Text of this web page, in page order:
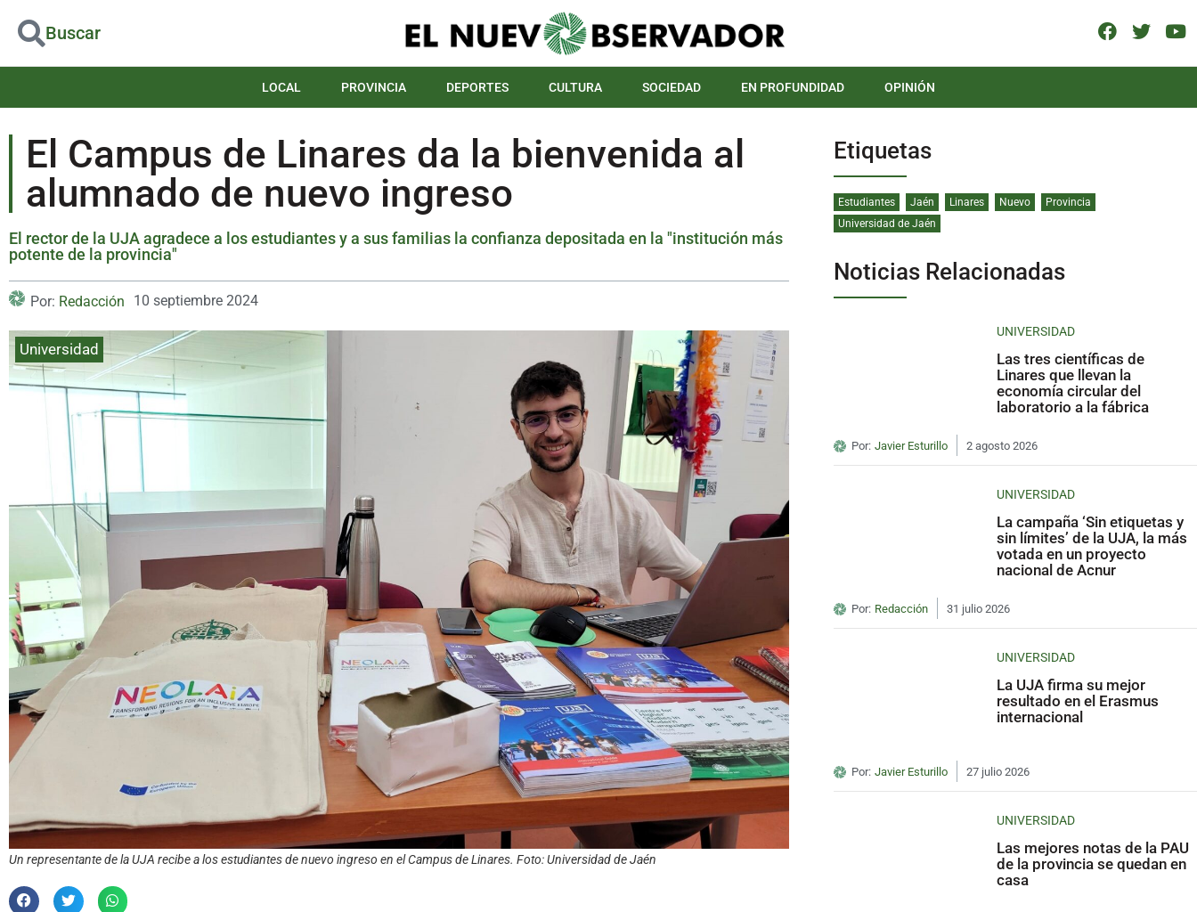
Buscar
LOCAL PROVINCIA DEPORTES CULTURA SOCIEDAD EN PROFUNDIDAD OPINIÓN
El Campus de Linares da la bienvenida al
alumnado de nuevo ingreso
El rector de la UJA agradece a los estudiantes y a sus familias la confianza depositada en la "institución más
potente de la provincia"
Por: Redacción 10 septiembre 2024
Universidad
Un representante de la UJA recibe a los estudiantes de nuevo ingreso en el Campus de Linares. Foto: Universidad de Jaén
Etiquetas
Estudiantes Jaén Linares Nuevo
Provincia
Universidad de Jaén
Noticias Relacionadas
UNIVERSIDAD
Las tres científicas de
Linares que llevan la
economía circular del
laboratorio a la fábrica
Por: Javier Esturillo 2 agosto 2026
UNIVERSIDAD
La campaña ‘Sin etiquetas y
sin límites’ de la UJA, la más
votada en un proyecto
nacional de Acnur
Por: Redacción 31 julio 2026
UNIVERSIDAD
La UJA firma su mejor
resultado en el Erasmus
internacional
Por: Javier Esturillo 27 julio 2026
UNIVERSIDAD
Las mejores notas de la PAU
de la provincia se quedan en
casa